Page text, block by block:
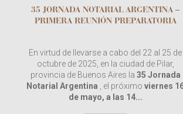
35 JORNADA NOTARIAL ARGENTINA –
PRIMERA REUNIÓN PREPARATORIA
En virtud de llevarse a cabo del 22 al 25 de
octubre de 2025, en la ciudad de Pilar,
provincia de Buenos Aires la 35 Jornada
Notarial Argentina , el próximoviernes
de mayo, a las 14...